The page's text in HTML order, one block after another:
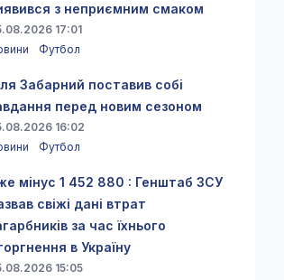
з неприємним смаком
17:01
Футбол
Забарний поставив собі
перед новим сезоном
16:02
Футбол
мінус 1 452 880 : Генштаб ЗСУ
свіжі дані втрат
за час їхнього
в Україну
15:05